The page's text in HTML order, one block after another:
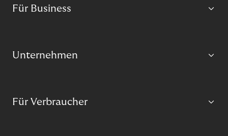
Für Business
Unternehmen
Für Verbraucher